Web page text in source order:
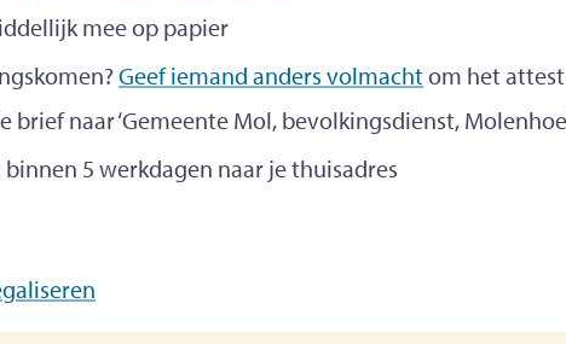
mee op papier
Geef iemand anders volmachtom het
brief naar ‘Gemeente Mol, bevolkingsdienst,
5 werkdagen naar je thuisadres